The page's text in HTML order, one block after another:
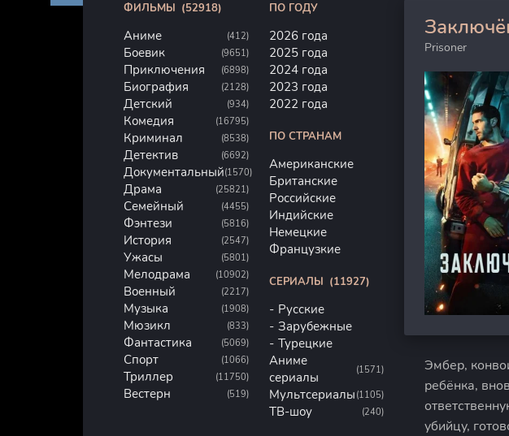
Prisoner
Эмбер,
ребёнка,
убийцу,
ФИЛЬМЫ (52918)
Аниме (412)
Боевик (9651)
Приключения (6898)
Биография (2128)
Детский (934)
Комедия (16795)
Криминал (8538)
Детектив (6692)
Документальный(1570)
Драма (25821)
Семейный (4455)
Фэнтези (5816)
История (2547)
Ужасы (5801)
Мелодрама (10902)
Военный (2217)
Музыка (1908)
Мюзикл (833)
Фантастика (5069)
Спорт (1066)
Триллер (11750)
Вестерн (519)
ПО ГОДУ
2026 года
2025 года
2024 года
2023 года
2022 года
ПО СТРАНАМ
Американские
Британские
Российские
Индийские
Немецкие
Французкие
СЕРИАЛЫ (11927)
Русские
Зарубежные
Турецкие
Аниме
сериалы
(1571)
Мультсериалы (1105)
ТВ-шоу (240)